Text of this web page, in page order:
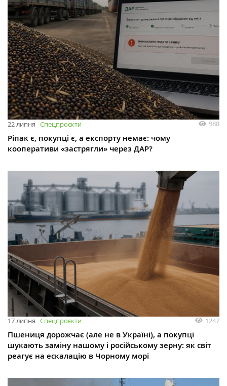
22 липня Спецпроєкти 988
Ріпак є, покупці є, а експорту немає: чому
кооперативи «застрягли» через ДАР?
17 липня Спецпроєкти 1247
Пшениця дорожчає (але не в Україні), а покупці
шукають заміну нашому і російському зерну: як світ
реагує на ескалацію в Чорному морі